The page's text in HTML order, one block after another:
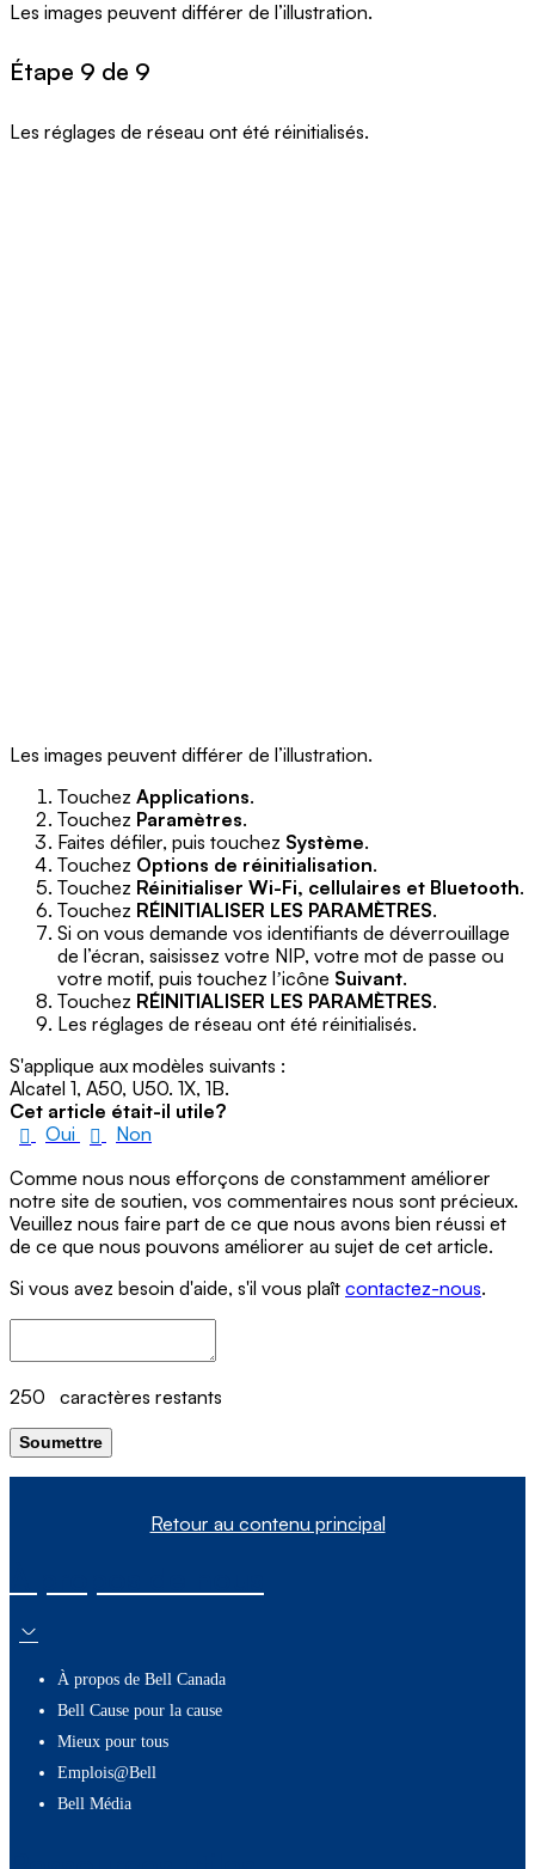
Les images peuvent différer de l’illustration.
Étape 9 de 9
Les réglages de réseau ont été réinitialisés.
Les images peuvent différer de l’illustration.
Touchez Applications.
Touchez Paramètres.
Faites défiler, puis touchez Système.
Touchez Options de réinitialisation.
Touchez Réinitialiser Wi-Fi, cellulaires et Bluetooth.
Touchez RÉINITIALISER LES PARAMÈTRES.
Si on vous demande vos identifiants de déverrouillage
de l’écran, saisissez votre NIP, votre mot de passe ou
votre motif, puis touchez lʼicône Suivant.
Touchez RÉINITIALISER LES PARAMÈTRES.
Les réglages de réseau ont été réinitialisés.
S'applique aux modèles suivants :
Alcatel 1, A50, U50. 1X, 1B.
Cet article était-il utile?
Oui
Non
Comme nous nous efforçons de constamment améliorer
notre site de soutien, vos commentaires nous sont précieux.
Veuillez nous faire part de ce que nous avons bien réussi et
de ce que nous pouvons améliorer au sujet de cet article.
Si vous avez besoin d'aide, s'il vous plaît contactez-nous.
250 caractères restants
Soumettre
Retour au contenu principal
À propos de Bell Canada
Bell Cause pour la cause
Mieux pour tous
Emplois@Bell
Bell Média